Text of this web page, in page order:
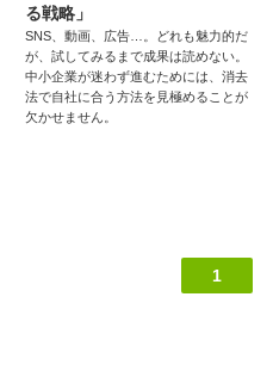
る戦略」
SNS、動画、広告…。どれも魅力的だ
が、試してみるまで成果は読めない。
中小企業が迷わず進むためには、消去
法で自社に合う方法を見極めることが
欠かせません。
1